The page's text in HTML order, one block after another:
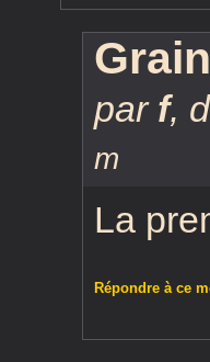
par f,
m
La
Répondre à ce